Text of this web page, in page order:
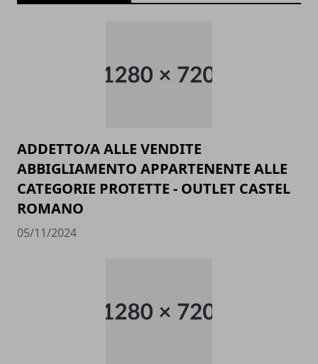
ADDETTO/A ALLE VENDITE
ABBIGLIAMENTO APPARTENENTE ALLE
CATEGORIE PROTETTE - OUTLET CASTEL
ROMANO
05/11/2024